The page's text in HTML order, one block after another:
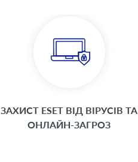
ЗАХИСТ ESET ВІД ВІРУСІВ ТА
ОНЛАЙН-ЗАГРОЗ